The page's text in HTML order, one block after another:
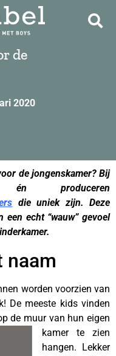
de
2020
de jongenskamer? Bij
én produceren
die uniek zijn. Deze
echt “wauw” gevoel
naam
worden voorzien van
De meeste kids vinden
de muur van hun eigen
kamer te zien
hangen. Lekker